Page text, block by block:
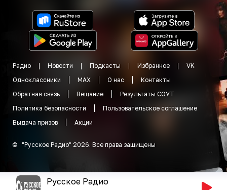
Радио Новости Подкасты Избранное
VK
Одноклассники
MAX О нас
Контакты
Обратная связь
Вещание
Результаты СОУТ
Политика безопасности
Пользовательское соглашение
Выдача призов
Акции
© "Русское Радио" 2026. Все права защищены
Русское Радио